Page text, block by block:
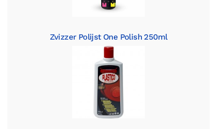
Zvizzer Polijst One Polish 250ml